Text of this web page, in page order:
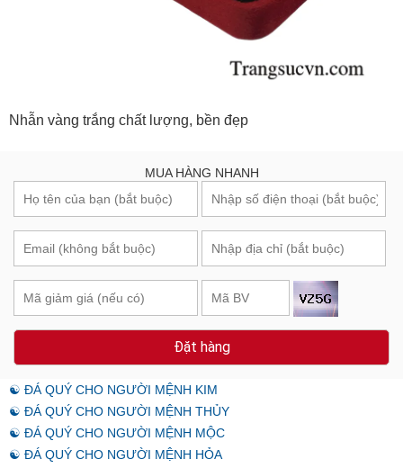
Nhẫn vàng trắng chất lượng, bền đẹp
MUA HÀNG NHANH
Đặt hàng
☯ ĐÁ QUÝ CHO NGƯỜI MỆNH KIM
☯ ĐÁ QUÝ CHO NGƯỜI MỆNH THỦY
☯ ĐÁ QUÝ CHO NGƯỜI MỆNH MỘC
☯ ĐÁ QUÝ CHO NGƯỜI MỆNH HỎA